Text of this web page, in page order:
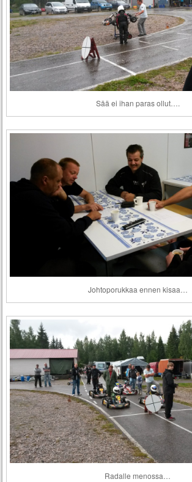
Sää ei ihan paras ollut….
Johtoporukkaa ennen kisaa…
Radalle menossa…